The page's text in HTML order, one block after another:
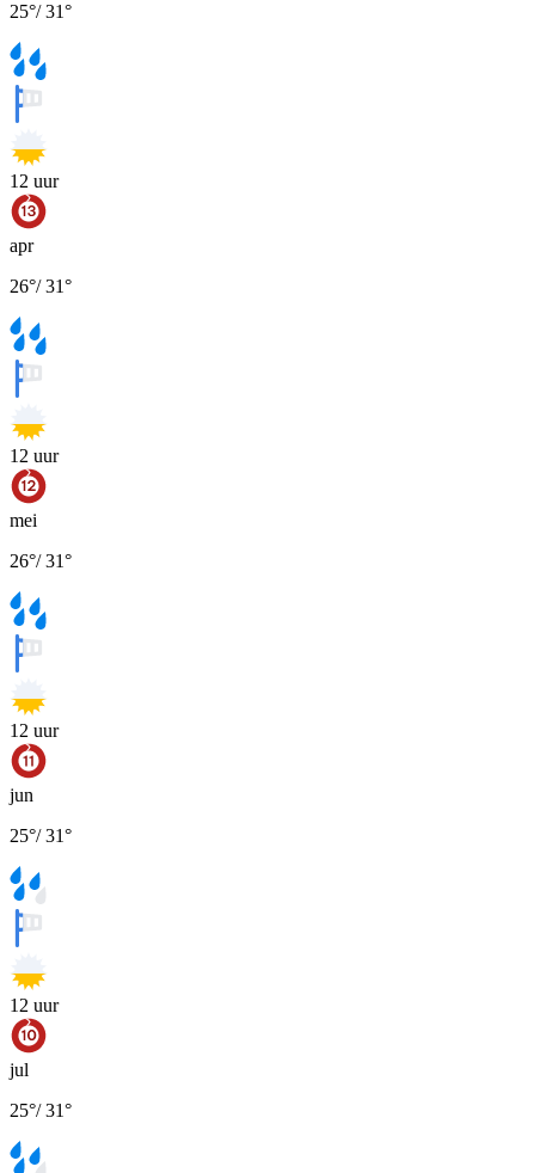
25°/31°
12 uur
apr
26°/31°
12 uur
mei
26°/31°
12 uur
jun
25°/31°
12 uur
jul
25°/31°